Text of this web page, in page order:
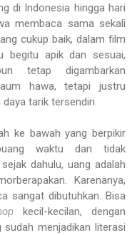
di Indonesia hingga hari
membaca sama sekali
cukup baik, dalam film
begitu apik dan sesuai,
tetap digambarkan
hawa, tetapi justru
tarik tersendiri.
ke bawah yang berpikir
waktu dan tidak
dahulu, uang adalah
Karenanya,
sangat dibutuhkan. Bisa
kecil-kecilan, dengan
menjadikan literasi